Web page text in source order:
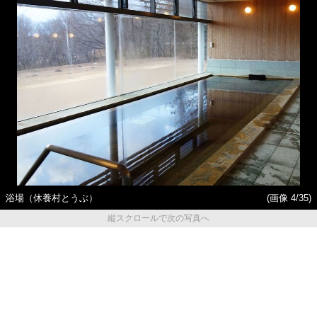
浴場（休養村とうぶ）
(画像 4/35)
縦スクロールで次の写真へ